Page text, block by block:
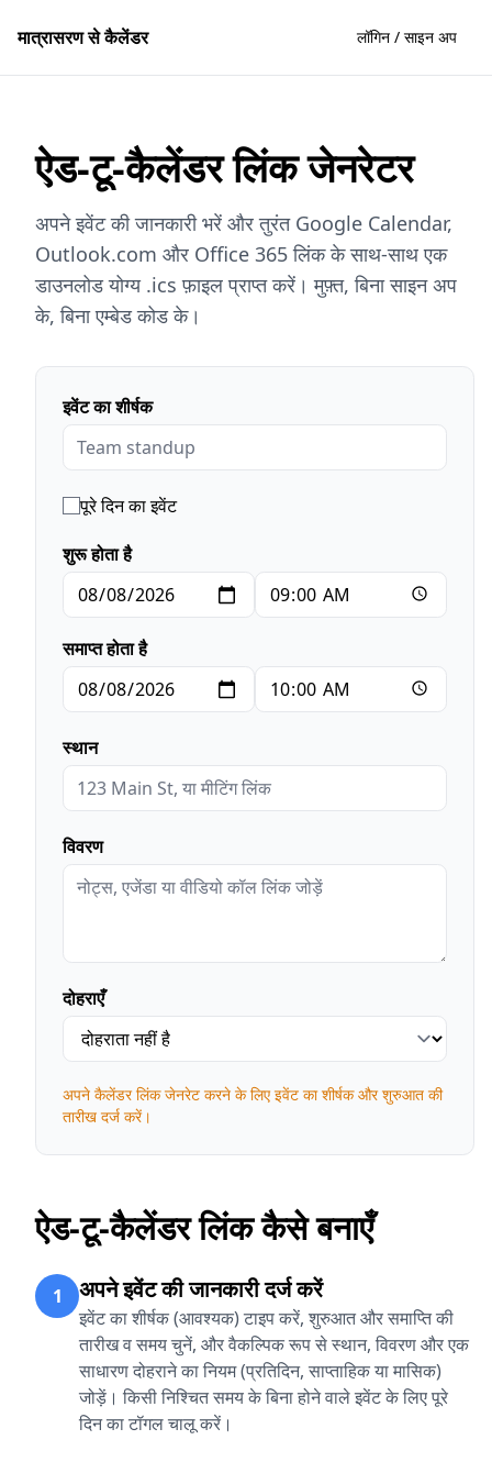
मात्रासरण से कैलेंडर लॉगिन / साइन अप
ऐड-टू-कैलेंडर लिंक जेनरेटर
अपने इवेंट की जानकारी भरें और तुरंत Google Calendar,
Outlook.com और Office 365 लिंक के साथ-साथ एक
डाउनलोड योग्य .ics फ़ाइल प्राप्त करें। मुफ़्त, बिना साइन अप
के, बिना एम्बेड कोड के।
इवेंट का शीर्षक
पूरे दिन का इवेंट
शुरू होता है
समाप्त होता है
स्थान
विवरण
दोहराएँ
अपने कैलेंडर लिंक जेनरेट करने के लिए इवेंट का शीर्षक और शुरुआत की
तारीख दर्ज करें।
ऐड-टू-कैलेंडर लिंक कैसे बनाएँ
1 अपने इवेंट की जानकारी दर्ज करें
इवेंट का शीर्षक (आवश्यक) टाइप करें, शुरुआत और समाप्ति की
तारीख व समय चुनें, और वैकल्पिक रूप से स्थान, विवरण और एक
साधारण दोहराने का नियम (प्रतिदिन, साप्ताहिक या मासिक)
जोड़ें। किसी निश्चित समय के बिना होने वाले इवेंट के लिए पूरे
दिन का टॉगल चालू करें।